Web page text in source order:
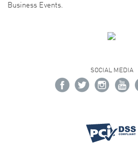
Business Events.
SOCIAL MEDIA